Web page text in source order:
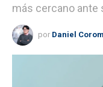
más cercano
por Daniel